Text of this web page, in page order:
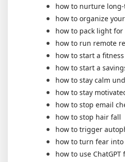
how to nurture
how to organize
how to pack light for
how to run remote
how to start a
how to start a
how to stay calm
how to stay
how to stop email
how to stop hair fall
how to trigger
how to turn fear
how to use ChatGPT